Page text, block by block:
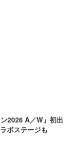
2026 A／W」初出
ボステージも